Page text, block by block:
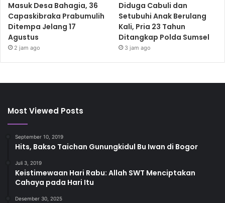
Masuk Desa Bahagia, 36
Capaskibraka Prabumulih
Ditempa Jelang 17
Agustus
2 jam ago
Diduga Cabuli dan
Setubuhi Anak Berulang
Kali, Pria 23 Tahun
Ditangkap Polda Sumsel
3 jam ago
Most Viewed Posts
September 10, 2019
Hits, Bakso Taichan Gunungkidul Bu Iwan di Bogor
Juli 3, 2019
Keistimewaan Hari Rabu: Allah SWT Menciptakan
Cahaya pada Hari Itu
Desember 30, 2025